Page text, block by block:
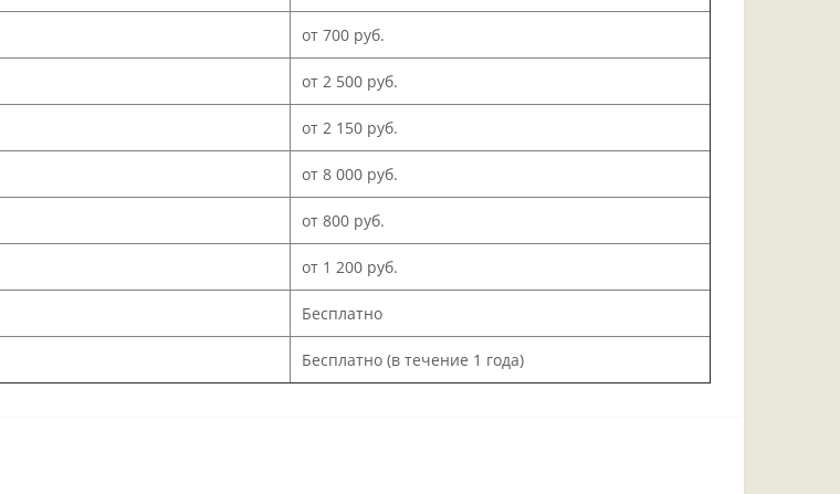
от 700 руб.
от 2 500 руб.
от 2 150 руб.
от 8 000 руб.
от 800 руб.
от 1 200 руб.
Бесплатно
Бесплатно (в течение 1 года)